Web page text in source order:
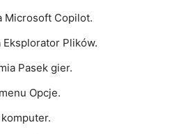
Microsoft Copilot.
Eksplorator Plików.
Pasek gier.
Opcje.